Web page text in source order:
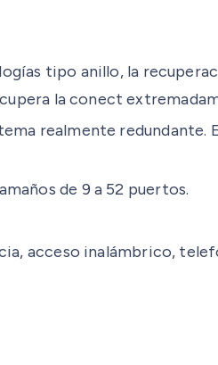
tipo anillo, la
la conect
realmente redundante.
de 9 a 52 puertos.
acceso inalámbrico,